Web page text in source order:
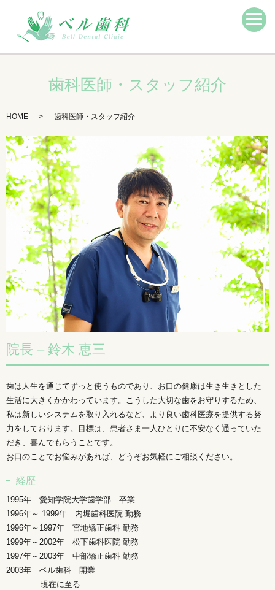
歯科医師・スタッフ紹介
HOME 歯科医師・スタッフ紹介
院長 – 鈴木 恵三
歯は人生を通じてずっと使うものであり、お口の健康は生き生きとした
生活に大きくかかわっています。こうした大切な歯をお守りするため、
私は新しいシステムを取り入れるなど、より良い歯科医療を提供する努
力をしております。目標は、患者さま一人ひとりに不安なく通っていた
だき、喜んでもらうことです。
お口のことでお悩みがあれば、どうぞお気軽にご相談ください。
経歴
1995年 愛知学院大学歯学部 卒業
1996年～ 1999年 内堀歯科医院 勤務
1996年～1997年 宮地矯正歯科 勤務
1999年～2002年 松下歯科医院 勤務
1997年～2003年 中部矯正歯科 勤務
2003年 ベル歯科 開業
現在に至る